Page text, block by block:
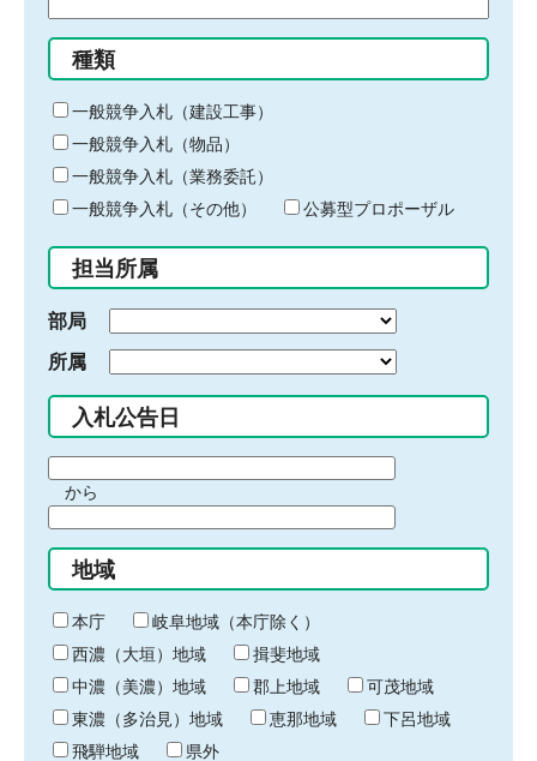
る
キ
ー
ワ
ー
ド
入
力
種類
一般競争入札（建設工事）
一般競争入札（物品）
一般競争入札（業務委託）
一般競争入札（その他）
公募型プロポーザル
担当所属
部局
所属
入札公告日
間
始
り
から
間
終
わ
り
地域
本庁
岐阜地域（本庁除く）
西濃（大垣）地域
揖斐地域
中濃（美濃）地域
郡上地域
可茂地域
東濃（多治見）地域
恵那地域
下呂地域
飛騨地域
県外